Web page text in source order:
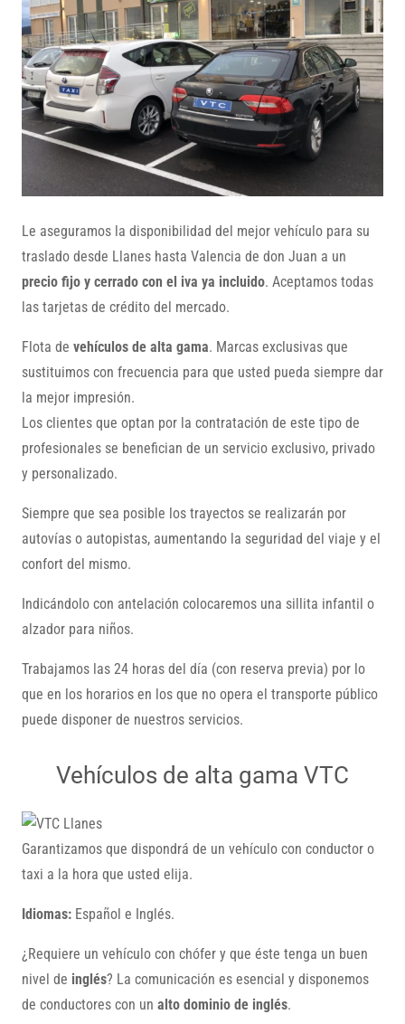
Le aseguramos la disponibilidad del mejor vehículo para su
traslado desde Llanes hasta Valencia de don Juan a un
precio fijo y cerrado con el iva ya incluido. Aceptamos todas
las tarjetas de crédito del mercado.
Flota de vehículos de alta gama. Marcas exclusivas que
sustituimos con frecuencia para que usted pueda siempre dar
la mejor impresión.
Los clientes que optan por la contratación de este tipo de
profesionales se benefician de un servicio exclusivo, privado
y personalizado.
Siempre que sea posible los trayectos se realizarán por
autovías o autopistas, aumentando la seguridad del viaje y el
confort del mismo.
Indicándolo con antelación colocaremos una sillita infantil o
alzador para niños.
Trabajamos las 24 horas del día (con reserva previa) por lo
que en los horarios en los que no opera el transporte público
puede disponer de nuestros servicios.
Vehículos de alta gama VTC
Garantizamos que dispondrá de un vehículo con conductor o
taxi a la hora que usted elija.
Idiomas: Español e Inglés.
¿Requiere un vehículo con chófer y que éste tenga un buen
nivel de inglés? La comunicación es esencial y disponemos
de conductores con un alto dominio de inglés.